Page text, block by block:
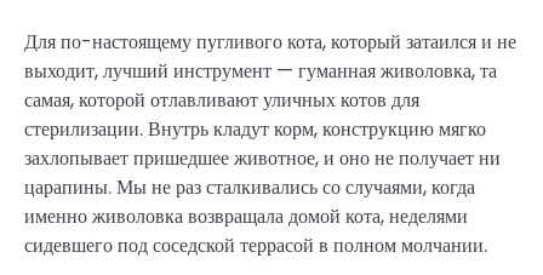
Для по-настоящему пугливого кота, который затаился и не
выходит, лучший инструмент — гуманная живоловка, та
самая, которой отлавливают уличных котов для
стерилизации. Внутрь кладут корм, конструкцию мягко
захлопывает пришедшее животное, и оно не получает ни
царапины. Мы не раз сталкивались со случаями, когда
именно живоловка возвращала домой кота, неделями
сидевшего под соседской террасой в полном молчании.